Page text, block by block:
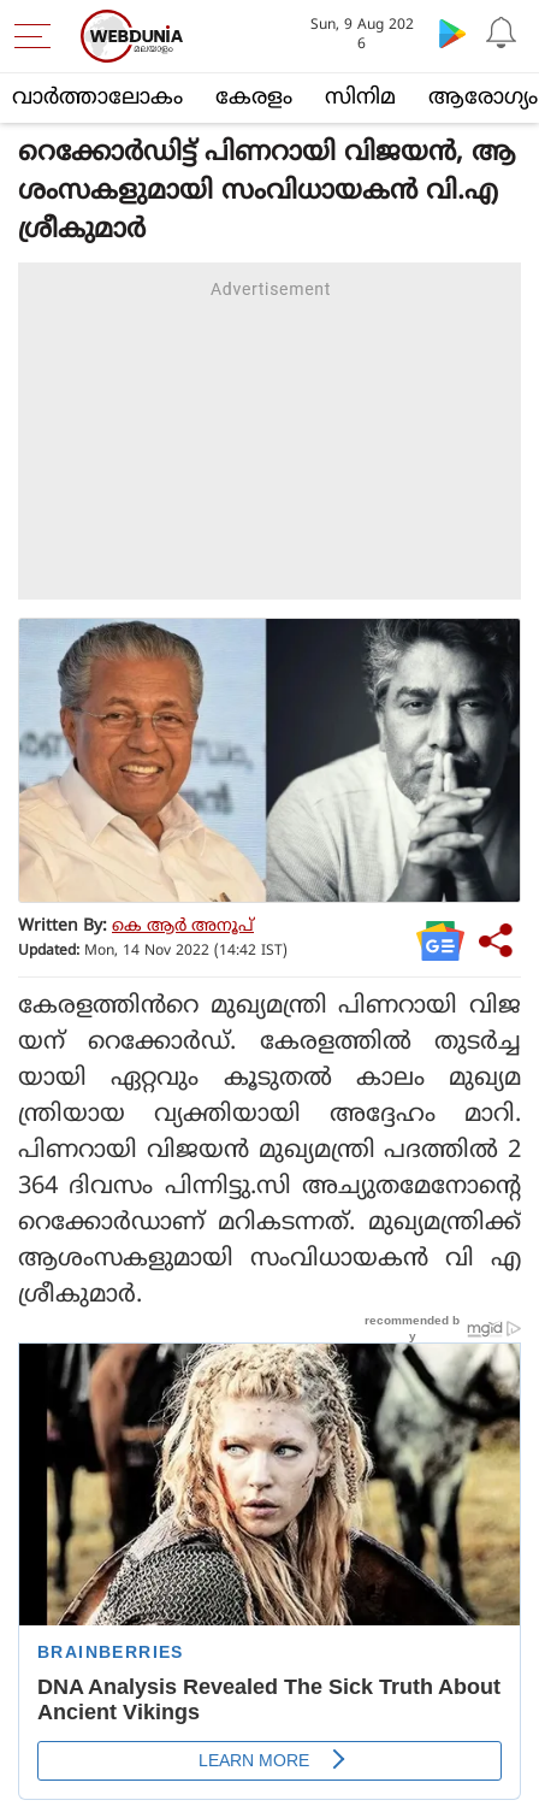
വാര്‍ത്താലോകം കേരളം സിനിമ ആരോഗ്യം
Sun, 9 Aug 202
6
റെക്കോർഡിട്ട് പിണറായി വിജയൻ, ആ
ശംസകളുമായി സംവിധായകൻ വി.എ
ശ്രീകുമാർ
Written By: കെ ആര്‍ അനൂപ്
Updated: Mon, 14 Nov 2022 (14:42 IST)
കേരളത്തിൻറെ മുഖ്യമന്ത്രി പിണറായി വിജ
യന് റെക്കോർഡ്. കേരളത്തിൽ തുടർച്ച
യായി ഏറ്റവും കൂടുതൽ കാലം മുഖ്യമ
ന്ത്രിയായ വ്യക്തിയായി അദ്ദേഹം മാറി.
പിണറായി വിജയൻ മുഖ്യമന്ത്രി പദത്തിൽ 2
364 ദിവസം പിന്നിട്ടു.സി അച്യുതമേനോന്റെ
റെക്കോർഡാണ് മറികടന്നത്. മുഖ്യമന്ത്രിക്ക്
ആശംസകളുമായി സംവിധായകൻ വി എ
ശ്രീകുമാർ.